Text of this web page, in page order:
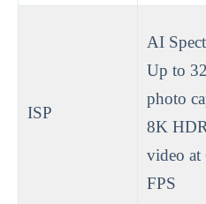
ISP
AI
Up to
photo
8K
video at
FPS